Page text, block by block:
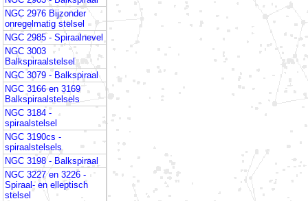
NGC 2976 Bijzonder
onregelmatig stelsel
NGC 2985 - Spiraalnevel
NGC 3003
Balkspiraalstelsel
NGC 3079 - Balkspiraal
NGC 3166 en 3169
Balkspiraalstelsels
NGC 3184 -
spiraalstelsel
NGC 3190cs -
spiraalstelsels
NGC 3198 - Balkspiraal
NGC 3227 en 3226 -
Spiraal- en elleptisch
stelsel